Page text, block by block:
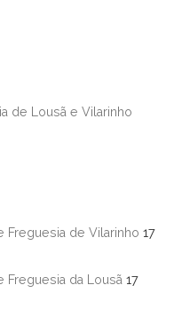
de Lousã e Vilarinho
Freguesia de Vilarinho 17
Freguesia da Lousã 17